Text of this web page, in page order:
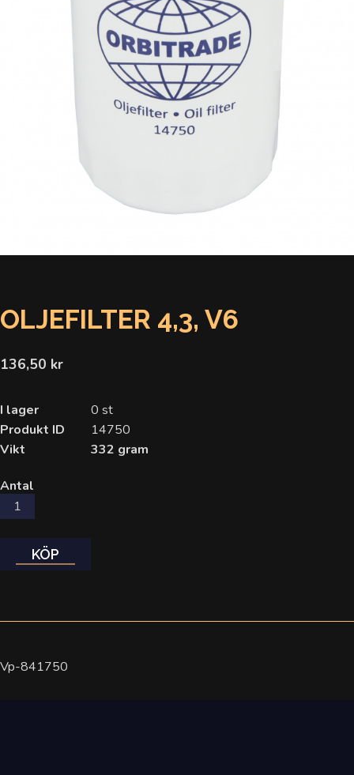
OLJEFILTER 4,3, V6
136,50 kr
I lager
0 st
Produkt ID
14750
Vikt
332 gram
Antal
KÖP
Vp-841750